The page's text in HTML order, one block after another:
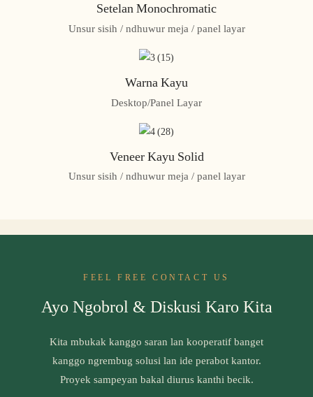
Setelan Monochromatic
Unsur sisih / ndhuwur meja / panel layar
Warna Kayu
Desktop/Panel Layar
Veneer Kayu Solid
Unsur sisih / ndhuwur meja / panel layar
FEEL FREE CONTACT US
Ayo Ngobrol & Diskusi Karo Kita
Kita mbukak kanggo saran lan kooperatif banget
kanggo ngrembug solusi lan ide perabot kantor.
Proyek sampeyan bakal diurus kanthi becik.